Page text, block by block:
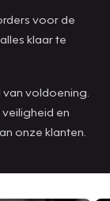
voor de
klaar te
voldoening.
en
onze klanten.